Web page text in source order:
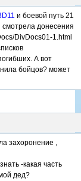
и боевой путь 21
смотрела донесения
DivDocs01-1.html
А вот
бойцов? может
захоронение ,
-какая часть
дед?